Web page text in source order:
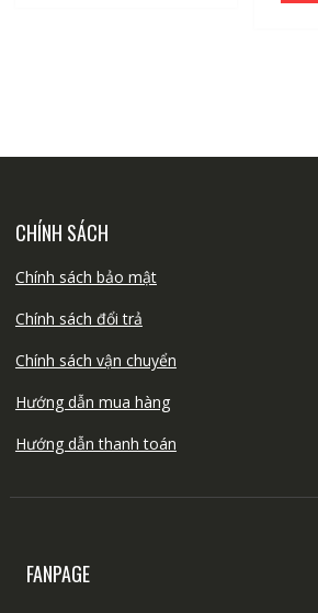
CHÍNH SÁCH
Chính sách bảo mật
Chính sách đổi trả
Chính sách vận chuyển
Hướng dẫn mua hàng
Hướng dẫn thanh toán
FANPAGE